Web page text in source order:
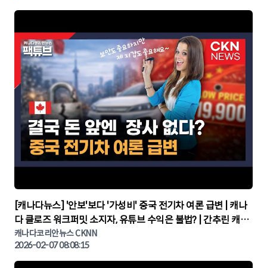
▶
[캐나다뉴스] '안보'보다 '가성비' 중국 전기차 여론 급변 | 캐나
다 클로즈 워크퍼밋 소지자, 유튜브 수익은 불법? | 간추린 캐나
다뉴스 | CKNNEWS, 캐나다코리안뉴스
캐나다코리안뉴스 CKNN
2026-02-07 08:08:15